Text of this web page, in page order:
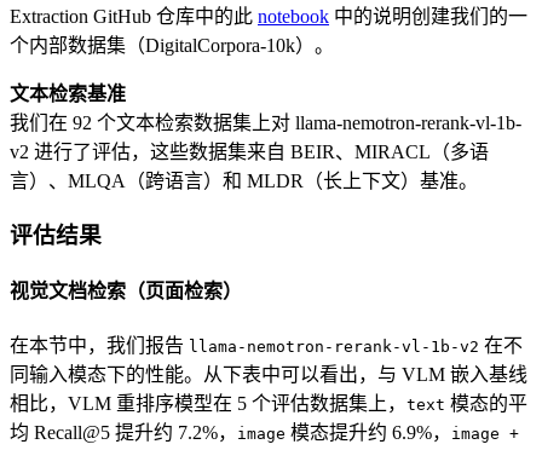
Extraction GitHub 仓库中的此 notebook 中的说明创建我们的一
个内部数据集（DigitalCorpora-10k）。
文本检索基准
我们在 92 个文本检索数据集上对 llama-nemotron-rerank-vl-1b-
v2 进行了评估，这些数据集来自 BEIR、MIRACL（多语
言）、MLQA（跨语言）和 MLDR（长上下文）基准。
评估结果
视觉文档检索（页面检索）
在本节中，我们报告 llama-nemotron-rerank-vl-1b-v2 在不
同输入模态下的性能。从下表中可以看出，与 VLM 嵌入基线
相比，VLM 重排序模型在 5 个评估数据集上， text 模态的平
均 Recall@5 提升约 7.2%，
image 模态提升约 6.9%， image +